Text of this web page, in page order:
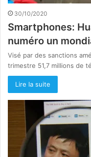
30/10/2020
Smartphones:
numéro un
Visé par des sanctions
trimestre 51,7 millions de
Lire la suite